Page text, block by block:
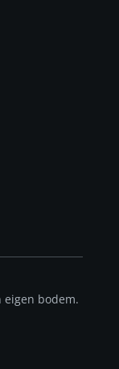
eigen bodem.